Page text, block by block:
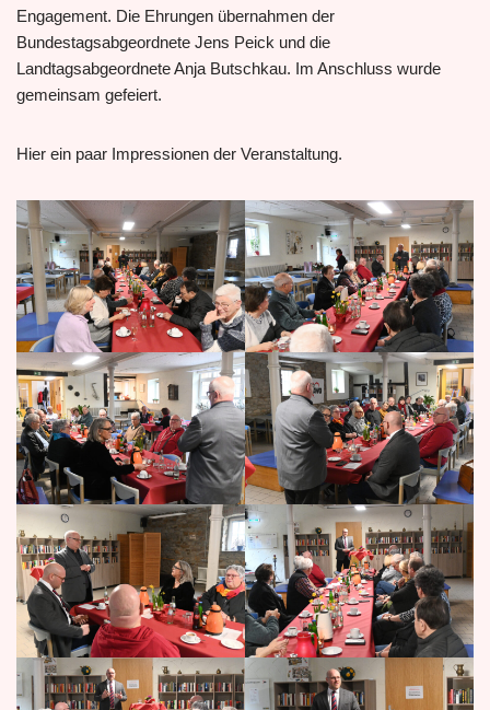
Engagement. Die Ehrungen übernahmen der
Bundestagsabgeordnete Jens Peick und die
Landtagsabgeordnete Anja Butschkau. Im Anschluss wurde
gemeinsam gefeiert.
Hier ein paar Impressionen der Veranstaltung.